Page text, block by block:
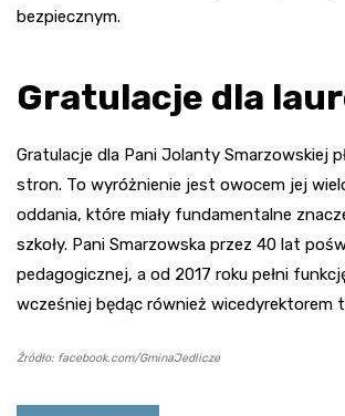
bezpiecznym.
Gratulacje dla
Gratulacje dla Pani Jolanty Smarzowskiej
stron. To wyróżnienie jest owocem jej
oddania, które miały fundamentalne
szkoły. Pani Smarzowska przez 40 lat
pedagogicznej, a od 2017 roku pełni
wcześniej będąc również wicedyrektorem
Źródło: facebook.com/GminaJedlicze